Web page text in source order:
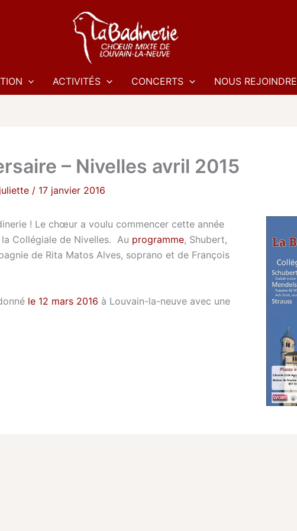
ACTIVITÉS CONCERTS NOUS REJOINDRE
– Nivelles avril 2015
juliette / 17 janvier 2016
! Le chœur a voulu commencer cette année
Collégiale de Nivelles. Au programme, Shubert,
de Rita Matos Alves, soprano et de François
le 12 mars 2016 à Louvain-la-neuve avec une